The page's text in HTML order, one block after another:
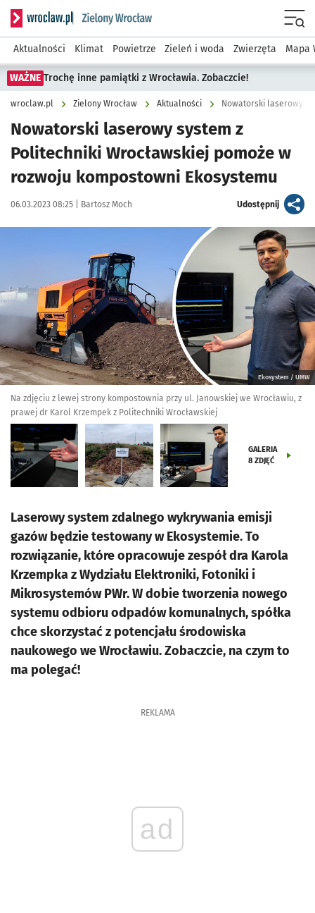
Serwis informacyjny wroclaw.pl podserwis: Środowisko we
Aktualności Klimat Powietrze Zieleń i woda Zwierzęta Mapa
WAŻNE Trochę inne pamiątki z Wrocławia. Zobaczcie!
wroclaw.pl Zielony Wrocław Aktualności
Nowatorski laserowy system z
Politechniki Wrocławskiej pomoże w
rozwoju kompostowni Ekosystemu
Data publikacji:
06.03.2023 08:25 | Autor:
Bartosz Moch Udostępnijartykuł
Ekosystem / UMW
Na zdjęciu z lewej strony kompostownia przy ul. Janowskiej we Wrocławiu, z
prawej dr Karol Krzempek z Politechniki Wrocławskiej
GALERIA
8 ZDJĘĆ
Laserowy system zdalnego wykrywania emisji
gazów będzie testowany w Ekosystemie. To
rozwiązanie, które opracowuje zespół dra Karola
Krzempka z Wydziału Elektroniki, Fotoniki i
Mikrosystemów PWr. W dobie tworzenia nowego
systemu odbioru odpadów komunalnych, spółka
chce skorzystać z potencjału środowiska
naukowego we Wrocławiu. Zobaczcie, na czym to
ma polegać!
REKLAMA
ad